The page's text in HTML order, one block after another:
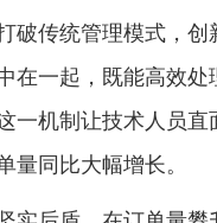
破传统管理模式，
在一起，既能高效
一机制让技术人员
量同比大幅增长。